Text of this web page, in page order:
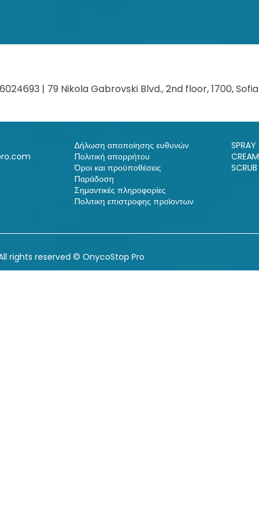
| 79 Nikola Gabrovski Blvd., 2nd floor, 1700, Sofia
Δήλωση αποποίησης ευθυνών
Πολιτική απορρήτου
Όροι και προϋποθέσεις
Παράδοση
Σημαντικές πληροφορίες
Πολιτικη επιστροφης προϊοντων
SPRAY
CREAM
SCRUB
rights reserved © OnycoStop Pro